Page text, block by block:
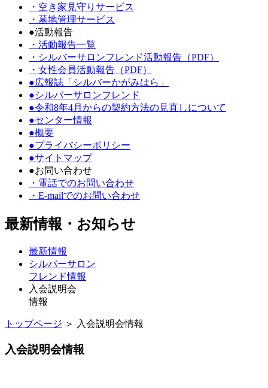
・空き家見守りサービス
・墓地管理サービス
●活動報告
・活動報告一覧
・シルバーサロンフレンド活動報告（PDF）
・女性会員活動報告（PDF）
●広報誌「シルバーかがみはら」
●シルバーサロンフレンド
●令和8年4月からの契約方法の見直しについて
●センター情報
●概要
●プライバシーポリシー
●サイトマップ
●お問い合わせ
・電話でのお問い合わせ
・E-mailでのお問い合わせ
最新情報・お知らせ
最新情報
シルバーサロン
フレンド情報
入会説明会
情報
トップページ ＞ 入会説明会情報
入会説明会情報